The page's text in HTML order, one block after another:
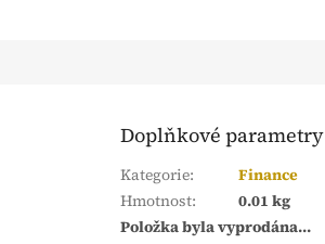
Doplňkové parametry
Kategorie:
Finance
Hmotnost:
0.01 kg
Položka byla vyprodána…